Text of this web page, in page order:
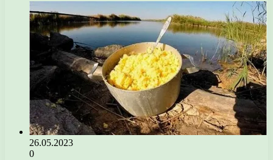
26.05.2023
0